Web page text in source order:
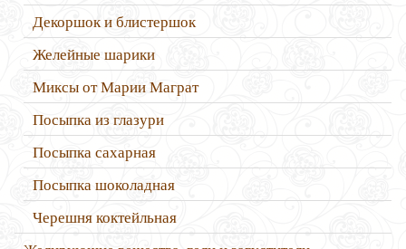
Декоршок и блистершок
Желейные шарики
Миксы от Марии Маграт
Посыпка из глазури
Посыпка сахарная
Посыпка шоколадная
Черешня коктейльная